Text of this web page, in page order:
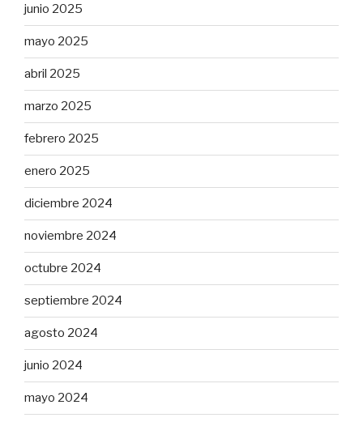
junio 2025
mayo 2025
abril 2025
marzo 2025
febrero 2025
enero 2025
diciembre 2024
noviembre 2024
octubre 2024
septiembre 2024
agosto 2024
junio 2024
mayo 2024